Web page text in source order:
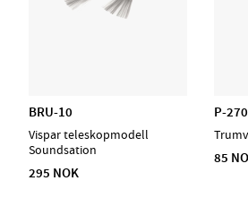
BRU-10
Vispar teleskopmodell
Soundsation
295 NOK
P-270
85